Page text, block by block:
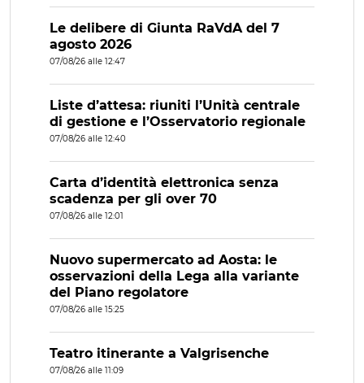
Le delibere di Giunta RaVdA del 7
agosto 2026
07/08/26 alle 12:47
Liste d’attesa: riuniti l’Unità centrale
di gestione e l’Osservatorio regionale
07/08/26 alle 12:40
Carta d’identità elettronica senza
scadenza per gli over 70
07/08/26 alle 12:01
Nuovo supermercato ad Aosta: le
osservazioni della Lega alla variante
del Piano regolatore
07/08/26 alle 15:25
Teatro itinerante a Valgrisenche
07/08/26 alle 11:09